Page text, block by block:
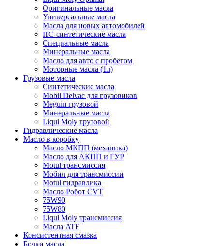
Оригинальные масла
Универсальные масла
Масла для новых автомобилей
HC-синтетические масла
Специальные масла
Минеральные масла
Масло для авто с пробегом
Моторные масла (1л)
Грузовые масла
Синтетические масла
Mobil Delvac для грузовиков
Meguin грузовой
Минеральные масла
Liqui Moly грузовой
Гидравлические масла
Масло в коробку
Масло МКПП (механика)
Масло для АКПП и ГУР
Motul трансмиссия
Мобил для трансмиссии
Motul гидравлика
Масло Робот CVT
75W90
75W80
Liqui Moly трансмиссия
Масла ATF
Консистентная смазка
Бочки масла